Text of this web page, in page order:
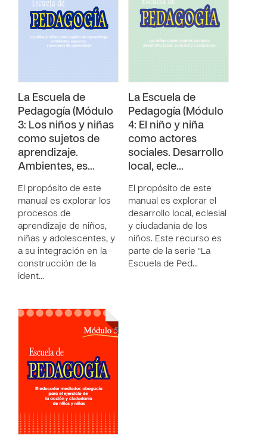
La Escuela de
Pedagogía (Módulo
3: Los niños y niñas
como sujetos de
aprendizaje.
Ambientes, es…
El propósito de este
manual es explorar los
procesos de
aprendizaje de niños,
niñas y adolescentes, y
a su integración en la
construcción de la
ident…
La Escuela de
Pedagogía (Módulo
4: El niño y niña
como actores
sociales. Desarrollo
local, ecle…
El propósito de este
manual es explorar el
desarrollo local, eclesial
y ciudadanía de los
niños. Este recurso es
parte de la serie “La
Escuela de Ped…